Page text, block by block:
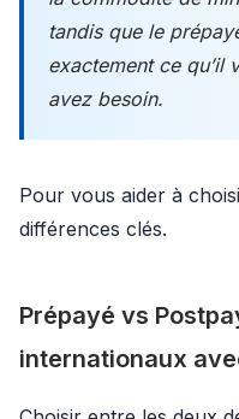
tandis que le
exactement ce qu’il
avez besoin.
Pour vous aider à
différences clés.
Prépayé vs
internationaux